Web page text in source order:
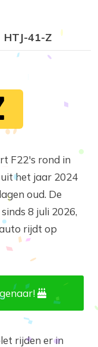
HTJ-41-Z
F22's rond in
het jaar 2024
oud. De
8 juli 2026,
rijdt op
rijden er in